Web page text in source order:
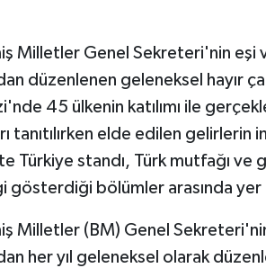
Milletler Genel Sekreteri'nin eşi
düzenlenen geleneksel hayır
45 ülkenin katılımı ile
tanıtılırken elde edilen gelirlerin
Türkiye standı, Türk mutfağı
gösterdiği bölümler arasında yer
Milletler (BM) Genel
her yıl geleneksel olarak